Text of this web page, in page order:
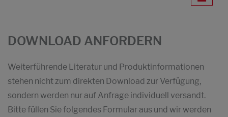
DOWNLOAD ANFORDERN
Weiterführende Literatur und Produktinformationen
stehen nicht zum direkten Download zur Verfügung,
sondern werden nur auf Anfrage individuell versandt.
Bitte füllen Sie folgendes Formular aus und wir werden